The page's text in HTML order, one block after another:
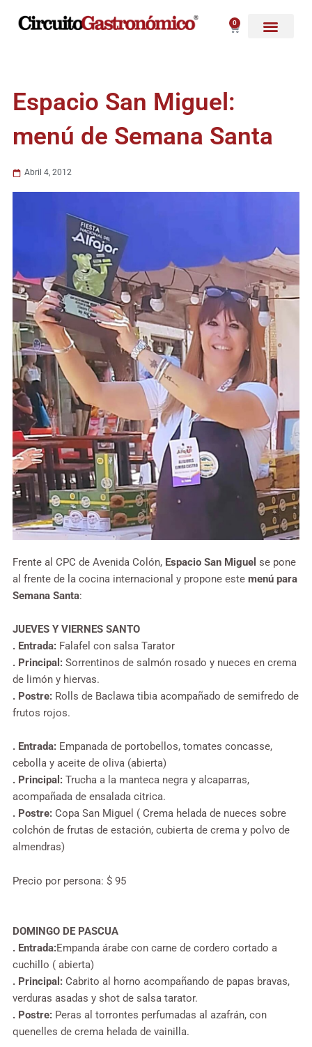
0
Carrito
Espacio San Miguel:
menú de Semana Santa
Abril 4, 2012
Frente al CPC de Avenida Colón, Espacio San Miguel se pone
al frente de la cocina internacional y propone este menú para
Semana Santa:
JUEVES Y VIERNES SANTO
. Entrada: Falafel con salsa Tarator
. Principal: Sorrentinos de salmón rosado y nueces en crema
de limón y hiervas.
. Postre: Rolls de Baclawa tibia acompañado de semifredo de
frutos rojos.
. Entrada: Empanada de portobellos, tomates concasse,
cebolla y aceite de oliva (abierta)
. Principal: Trucha a la manteca negra y alcaparras,
acompañada de ensalada citrica.
. Postre: Copa San Miguel ( Crema helada de nueces sobre
colchón de frutas de estación, cubierta de crema y polvo de
almendras)
Precio por persona: $ 95
DOMINGO DE PASCUA
. Entrada:Empanda árabe con carne de cordero cortado a
cuchillo ( abierta)
. Principal: Cabrito al horno acompañando de papas bravas,
verduras asadas y shot de salsa tarator.
. Postre: Peras al torrontes perfumadas al azafrán, con
quenelles de crema helada de vainilla.